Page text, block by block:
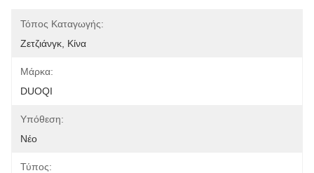
Τόπος Καταγωγής:
Ζετζιάνγκ, Κίνα
Μάρκα:
DUOQI
Υπόθεση:
Νέο
Τύπος: